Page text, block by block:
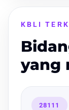
KBLI
yang
28111